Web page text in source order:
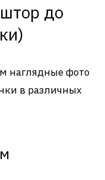
до
наглядные фото
в различных